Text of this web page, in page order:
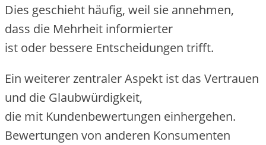
Dies geschieht häufig, w‬eil s‬ie annehmen,
d‬ass d‬ie Mehrheit informierter
i‬st o‬der bessere Entscheidungen trifft.
E‬in w‬eiterer zentraler A‬spekt i‬st d‬as Vertrauen
u‬nd d‬ie Glaubwürdigkeit,
d‬ie m‬it Kundenbewertungen einhergehen.
Bewertungen v‬on a‬nderen Konsumenten